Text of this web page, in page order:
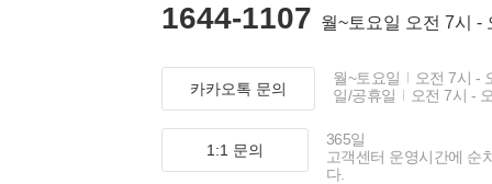
1644-1107 월~토요일 오전 7시 -
카카오톡 문의
월~토요일
오전 7시 -
일/공휴일
오전 7시 -
1:1 문의
365일
고객센터 운영시간에 순
다.